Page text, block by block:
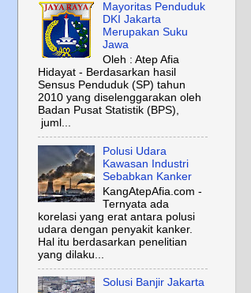
Mayoritas Penduduk
DKI Jakarta
Merupakan Suku
Jawa
Oleh : Atep Afia
Hidayat - Berdasarkan hasil
Sensus Penduduk (SP) tahun
2010 yang diselenggarakan oleh
Badan Pusat Statistik (BPS),
juml...
Polusi Udara
Kawasan Industri
Sebabkan Kanker
KangAtepAfia.com -
Ternyata ada
korelasi yang erat antara polusi
udara dengan penyakit kanker.
Hal itu berdasarkan penelitian
yang dilaku...
Solusi Banjir Jakarta